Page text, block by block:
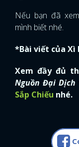
Nếu bạn đã
mình biết nhé.
*Bài viết của Xì
Xem đầy đủ
Nguồn Đại Dịch
Sắp Chiếu nhé.